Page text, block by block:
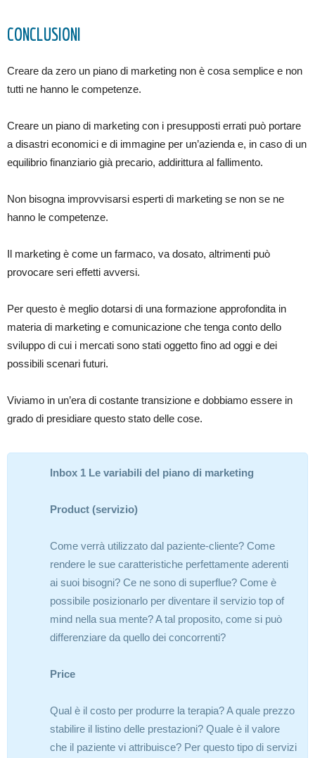
CONCLUSIONI
Creare da zero un piano di marketing non è cosa semplice e non
tutti ne hanno le competenze.
Creare un piano di marketing con i presupposti errati può portare
a disastri economici e di immagine per un’azienda e, in caso di un
equilibrio finanziario già precario, addirittura al fallimento.
Non bisogna improvvisarsi esperti di marketing se non se ne
hanno le competenze.
Il marketing è come un farmaco, va dosato, altrimenti può
provocare seri effetti avversi.
Per questo è meglio dotarsi di una formazione approfondita in
materia di marketing e comunicazione che tenga conto dello
sviluppo di cui i mercati sono stati oggetto fino ad oggi e dei
possibili scenari futuri.
Viviamo in un’era di costante transizione e dobbiamo essere in
grado di presidiare questo stato delle cose.
Inbox 1 Le variabili del piano di marketing
Product (servizio)
Come verrà utilizzato dal paziente-cliente? Come
rendere le sue caratteristiche perfettamente aderenti
ai suoi bisogni? Ce ne sono di superflue? Come è
possibile posizionarlo per diventare il servizio top of
mind nella sua mente? A tal proposito, come si può
differenziare da quello dei concorrenti?
Price
Qual è il costo per produrre la terapia? A quale prezzo
stabilire il listino delle prestazioni? Quale è il valore
che il paziente vi attribuisce? Per questo tipo di servizi